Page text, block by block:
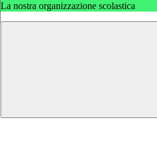
La nostra organizzazione scolastica